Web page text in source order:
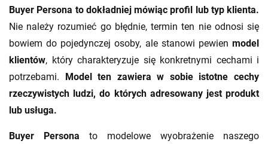
Buyer Persona to dokładniej mówiąc profil lub typ klienta.
Nie należy rozumieć go błędnie, termin ten nie odnosi się
bowiem do pojedynczej osoby, ale stanowi pewien model
klientów, który charakteryzuje się konkretnymi cechami i
potrzebami. Model ten zawiera w sobie istotne cechy
rzeczywistych ludzi, do których adresowany jest produkt
lub usługa.
Buyer Persona to modelowe wyobrażenie naszego